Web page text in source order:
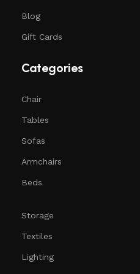
Blog
Gift Cards
Categories
Chair
Tables
Sofas
Armchairs
Beds
Storage
Textiles
Lighting